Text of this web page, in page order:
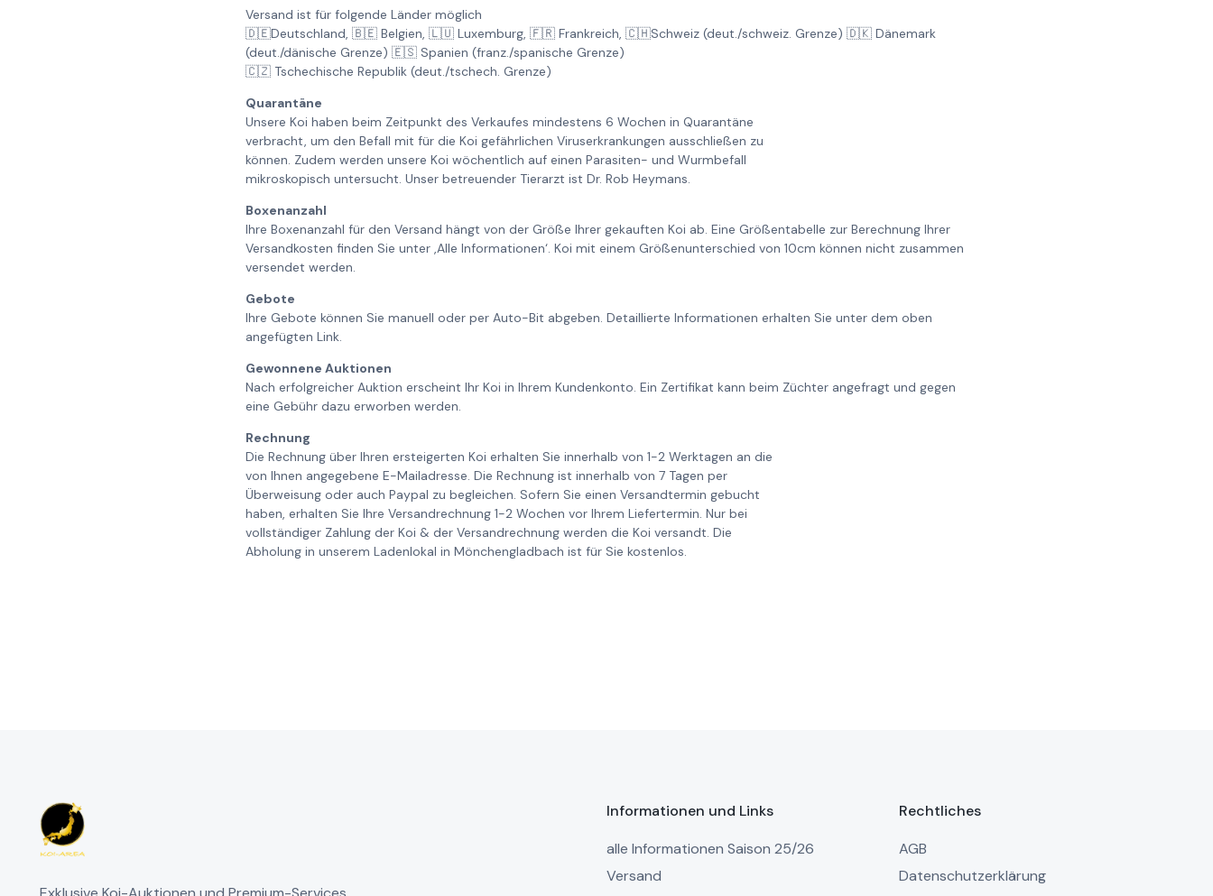
Versand ist für folgende Länder möglich
🇩🇪Deutschland, 🇧🇪 Belgien, 🇱🇺 Luxemburg, 🇫🇷 Frankreich, 🇨🇭Schweiz (deut./schweiz. Grenze) 🇩🇰 Dänemark
(deut./dänische Grenze) 🇪🇸 Spanien (franz./spanische Grenze)
🇨🇿 Tschechische Republik (deut./tschech. Grenze)
Quarantäne
Unsere Koi haben beim Zeitpunkt des Verkaufes mindestens 6 Wochen in Quarantäne
verbracht, um den Befall mit für die Koi gefährlichen Viruserkrankungen ausschließen zu
können. Zudem werden unsere Koi wöchentlich auf einen Parasiten- und Wurmbefall
mikroskopisch untersucht. Unser betreuender Tierarzt ist Dr. Rob Heymans.
Boxenanzahl
Ihre Boxenanzahl für den Versand hängt von der Größe Ihrer gekauften Koi ab. Eine Größentabelle zur Berechnung Ihrer
Versandkosten finden Sie unter ‚Alle Informationen‘. Koi mit einem Größenunterschied von 10cm können nicht zusammen
versendet werden.
Gebote
Ihre Gebote können Sie manuell oder per Auto-Bit abgeben. Detaillierte Informationen erhalten Sie unter dem oben
angefügten Link.
Gewonnene Auktionen
Nach erfolgreicher Auktion erscheint Ihr Koi in Ihrem Kundenkonto. Ein Zertifikat kann beim Züchter angefragt und gegen
eine Gebühr dazu erworben werden.
Rechnung
Die Rechnung über Ihren ersteigerten Koi erhalten Sie innerhalb von 1-2 Werktagen an die
von Ihnen angegebene E-Mailadresse. Die Rechnung ist innerhalb von 7 Tagen per
Überweisung oder auch Paypal zu begleichen. Sofern Sie einen Versandtermin gebucht
haben, erhalten Sie Ihre Versandrechnung 1-2 Wochen vor Ihrem Liefertermin. Nur bei
vollständiger Zahlung der Koi & der Versandrechnung werden die Koi versandt. Die
Abholung in unserem Ladenlokal in Mönchengladbach ist für Sie kostenlos.
Informationen und Links
alle Informationen Saison 25/26
Versand
Rechtliches
AGB
Datenschutzerklärung